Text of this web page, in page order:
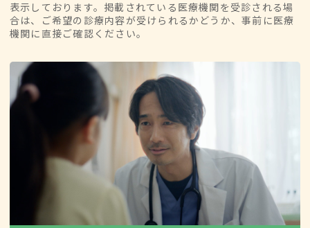
表示しております。掲載されている医療機関を受診される場
合は、ご希望の診療内容が受けられるかどうか、事前に医療
機関に直接ご確認ください。